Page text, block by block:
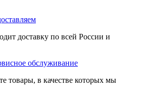
доставку по всей России и
обслуживание
товары, в качестве которых мы